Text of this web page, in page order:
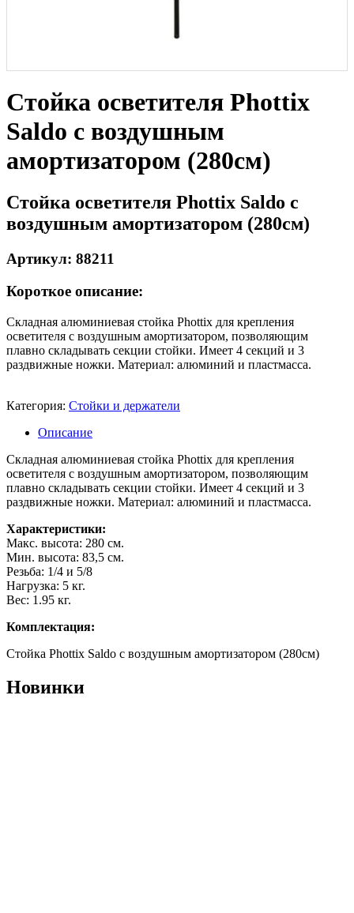
Стойка осветителя Phottix
Saldo с воздушным
амортизатором (280cм)
Стойка осветителя Phottix Saldo с
воздушным амортизатором (280cм)
Артикул: 88211
Короткое описание:
Складная алюминиевая стойка Phottix для крепления
осветителя с воздушным амортизатором, позволяющим
плавно складывать секции стойки. Имеет 4 секций и 3
раздвижные ножки. Материал: алюминий и пластмасса.
Категория: Стойки и держатели
Описание
Складная алюминиевая стойка Phottix для крепления
осветителя с воздушным амортизатором, позволяющим
плавно складывать секции стойки. Имеет 4 секций и 3
раздвижные ножки. Материал: алюминий и пластмасса.
Характеристики:
Макс. высота: 280 см.
Мин. высота: 83,5 см.
Резьба: 1/4 и 5/8
Нагрузка: 5 кг.
Вес: 1.95 кг.
Комплектация:
Стойка Phottix Saldo с воздушным амортизатором (280cм)
Новинки